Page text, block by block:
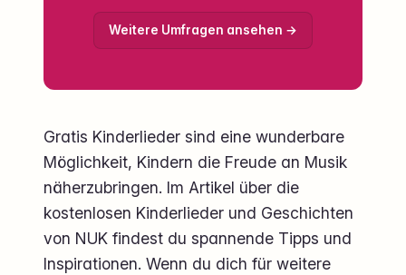
Weitere Umfragen ansehen →
Gratis Kinderlieder sind eine wunderbare
Möglichkeit, Kindern die Freude an Musik
näherzubringen. Im Artikel über die
kostenlosen Kinderlieder und Geschichten
von NUK findest du spannende Tipps und
Inspirationen. Wenn du dich für weitere